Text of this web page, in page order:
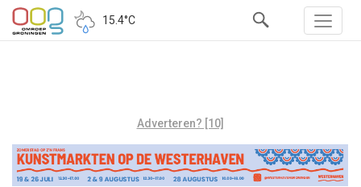
15.4°C
Adverteren? [10]